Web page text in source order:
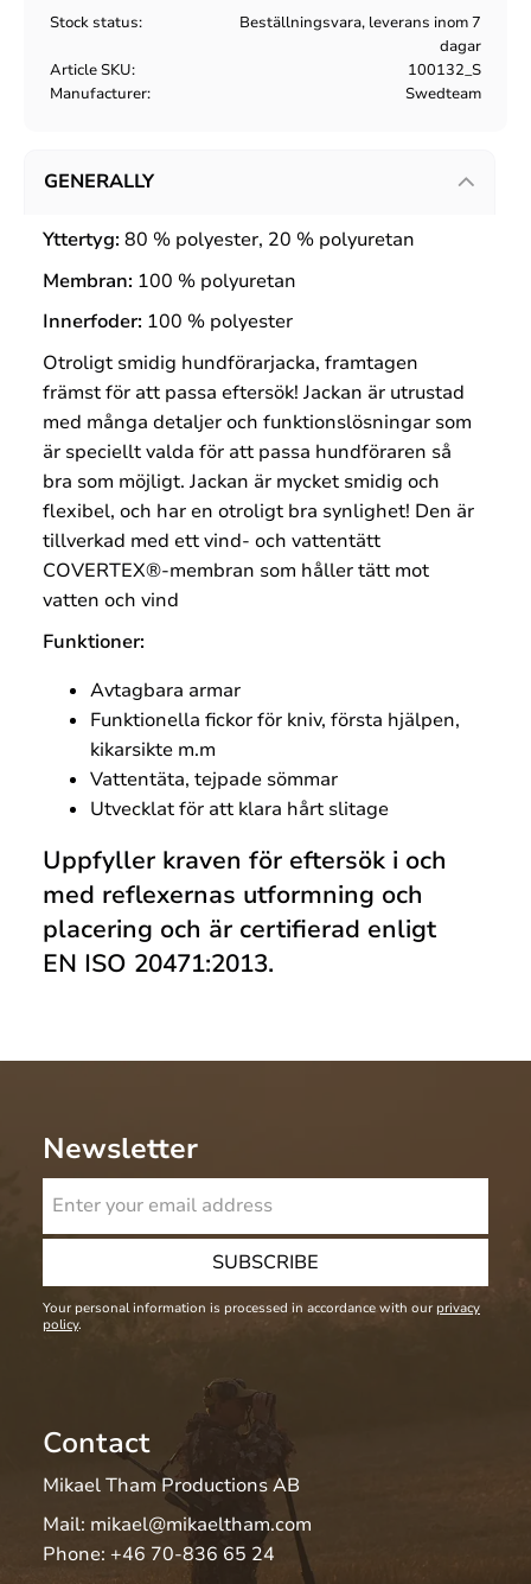
Stock status
Beställningsvara, leverans inom 7
dagar
Article SKU
100132_S
Manufacturer
Swedteam
GENERALLY
Yttertyg: 80 % polyester, 20 % polyuretan
Membran: 100 % polyuretan
Innerfoder: 100 % polyester
Otroligt smidig hundförarjacka, framtagen
främst för att passa eftersök! Jackan är utrustad
med många detaljer och funktionslösningar som
är speciellt valda för att passa hundföraren så
bra som möjligt. Jackan är mycket smidig och
flexibel, och har en otroligt bra synlighet! Den är
tillverkad med ett vind- och vattentätt
COVERTEX®-membran som håller tätt mot
vatten och vind
Funktioner:
Avtagbara armar
Funktionella fickor för kniv, första hjälpen,
kikarsikte m.m
Vattentäta, tejpade sömmar
Utvecklat för att klara hårt slitage
Uppfyller kraven för eftersök i och
med reflexernas utformning och
placering och är certifierad enligt
EN ISO 20471:2013.
Newsletter
SUBSCRIBE
Your personal information is processed in accordance with our privacy
policy.
Contact
Mikael Tham Productions AB
Mail: mikael@mikaeltham.com
Phone: +46 70-836 65 24